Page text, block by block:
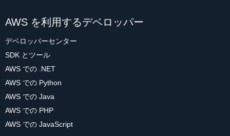
AWS を利用するデベロッパー
デベロッパーセンター
SDK とツール
AWS での .NET
AWS での Python
AWS での Java
AWS での PHP
AWS での JavaScript